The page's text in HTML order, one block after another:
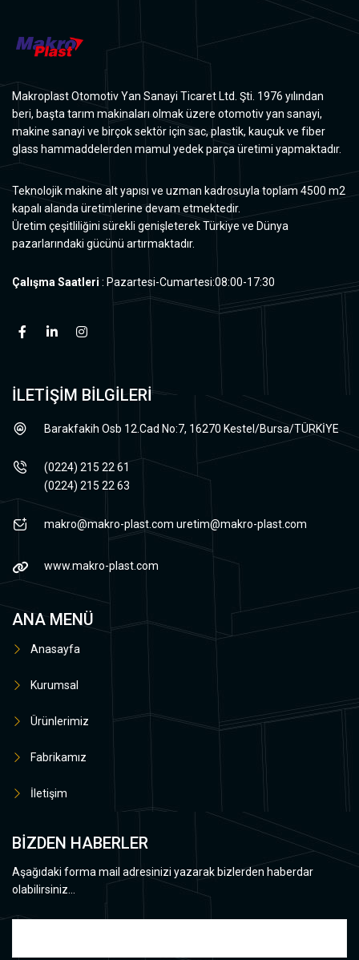
Makroplast Otomotiv Yan Sanayi Ticaret Ltd. Şti. 1976 yılından
beri, başta tarım makinaları olmak üzere otomotiv yan sanayi,
makine sanayi ve birçok sektör için sac, plastik, kauçuk ve fiber
glass hammaddelerden mamul yedek parça üretimi yapmaktadır.
Teknolojik makine alt yapısı ve uzman kadrosuyla toplam 4500 m2
kapalı alanda üretimlerine devam etmektedir.
Üretim çeşitliliğini sürekli genişleterek Türkiye ve Dünya
pazarlarındaki gücünü artırmaktadır.
Çalışma Saatleri : Pazartesi-Cumartesi:08:00-17:30
İLETİŞİM BİLGİLERİ
Barakfakih Osb 12.Cad No:7, 16270 Kestel/Bursa/TÜRKİYE
(0224) 215 22 61
(0224) 215 22 63
makro@makro-plast.com uretim@makro-plast.com
www.makro-plast.com
ANA MENÜ
Anasayfa
Kurumsal
Ürünlerimiz
Fabrikamız
İletişim
BİZDEN HABERLER
Aşağıdaki forma mail adresinizi yazarak bizlerden haberdar
olabilirsiniz...